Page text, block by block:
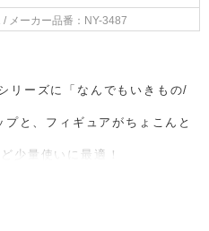
/ メーカー品番：NY-3487
リーズに「なんでもいきもの/
と、フィギュアがちょこんと
少量使いに最適！
お子様のうがいデビューにもお